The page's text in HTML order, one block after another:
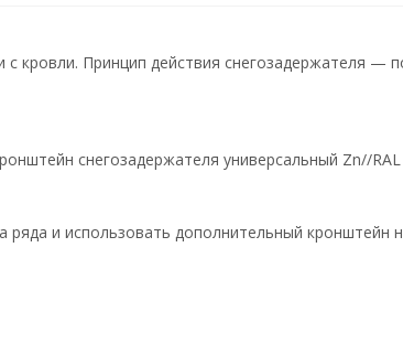
кровли. Принцип действия снегозадержателя —
снегозадержателя универсальный Zn//
ряда и использовать дополнительный кронштейн